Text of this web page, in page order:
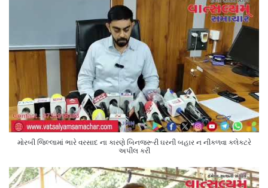
મોરબી જિલ્લામાં ભારે વરસાદ ના કારણે બિનજરૂરી ઘરની બહાર ન નીકળવા કલેક્ટરે
અપીલ કરી